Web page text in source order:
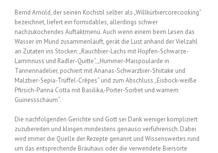
Bernd Arnold, der seinen Kochstil selber als „Willkürbiercorecooking“
bezeichnet, liefert ein formidables, allerdings schwer
nachzukochendes Auftaktmenü. Auch wenn einem beim Lesen das
Wasser im Mund zusammenläuft, gerät die Lust anhand der Vielzahl
an Zutaten ins Stocken: „Rauchbier-Lachs mit Hopfen-Schwarze-
Lammnuss und Radler-Quitte“, „Hummer-Maispoularde in
Tannennadelier, pochiert mit Ananas-Schwarzbier-Shiitake und
Malzbier-Sepia-Trüffel-Crêpes“ und zum Abschluss „Eisbock-weiße
Pfirsich-Panna Cotta mit Basilika,-Porter-Sorbet und wamem
Guinessschaum“.
Die nachfolgenden Gerichte sind Gott sei Dank weniger kompliziert
zuzubereiten und klingen mindestens genauso verführerisch. Dabei
wird immer die Quelle der Rezepte genannt und Wissenswertes rund
um das entsprechende Bräuhaus oder die verwendete Biersorte